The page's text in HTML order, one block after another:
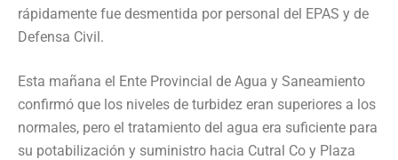
rápidamente fue desmentida por personal del EPAS y de
Defensa Civil.
Esta mañana el Ente Provincial de Agua y Saneamiento
confirmó que los niveles de turbidez eran superiores a los
normales, pero el tratamiento del agua era suficiente para
su potabilización y suministro hacia Cutral Co y Plaza